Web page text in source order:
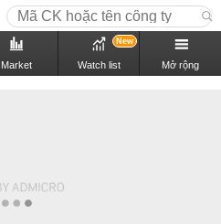
Market Watch list
New
Mở rộng